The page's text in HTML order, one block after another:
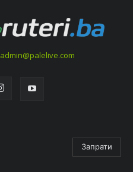
admin@palelive.com
Запрати